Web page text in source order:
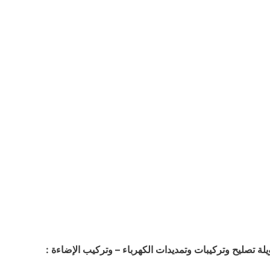
وتركيبات وتمديدات الكهرباء – وتركيب الإضاءة :